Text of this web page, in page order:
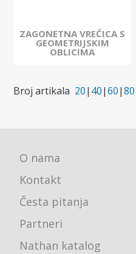
ZAGONETNA VREĆICA S
GEOMETRIJSKIM
OBLICIMA
Broj artikala 20| 40|60|80
O nama
Kontakt
Česta pitanja
Partneri
Nathan katalog